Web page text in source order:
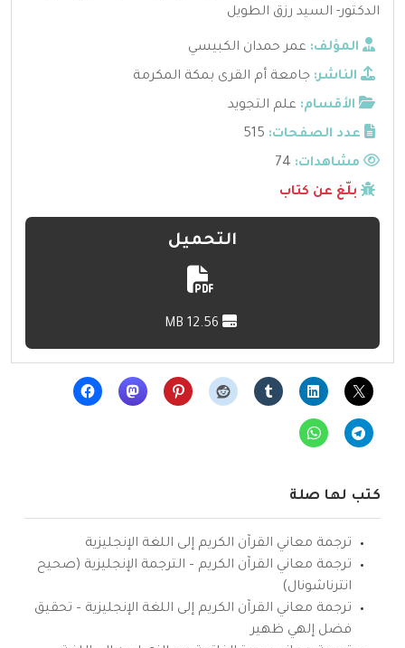
الدكتور- السيد رزق الطويل
المؤلف: عمر حمدان الكبيسي
الناشر: جامعة أم القرى بمكة المكرمة
الأقسام: علم التجويد
عدد الصفحات: 515
مشاهدات:
بلّغ عن كتاب
التحميل
كتب لها صلة
ترجمة معاني القرآن الكريم إلى اللغة الإنجليزية
ترجمة معاني القرآن الكريم – الترجمة الإنجليزية (صحيح
انترناشونال)
ترجمة معاني القرآن الكريم إلى اللغة الإنجليزية – تحقيق
فضل إلهي ظهير